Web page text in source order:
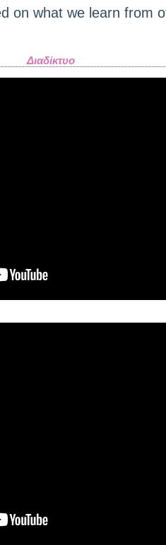
on what we learn from
Διαδίκτυο